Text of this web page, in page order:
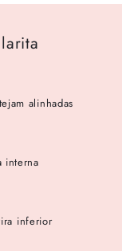
alinhadas
interna
inferior